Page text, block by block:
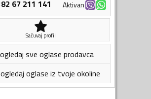
67 211 141 Aktivan
Sačuvaj profil
sve oglase prodavca
oglase iz tvoje okoline